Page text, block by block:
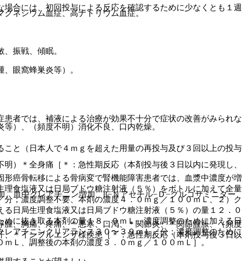
ネシウム血症、高ナトリウム血症。
振戦、傾眠。
眼窩蜂巣炎等）。
）、（頻度不明）消化不良、口内乾燥。
）＊全身痛［＊：急性期反応（本剤投与後３日以内に発現し、
血中クレアチニン増加、β−Ｎアセチル−Ｄ−グルコサミニダー
、胸痛、疼痛、＊悪寒、口渇、＊関節炎、＊関節腫脹、（頻度
＊インフルエンザ様疾患［＊：急性期反応（本剤投与後３日以
合には、初回投与による反応を確認するために少なくとも１週
者では、補液による治療が効果不十分で症状の改善がみられな
と（日本人で４ｍｇを超えた用量の再投与及び３回以上の投与
癌骨転移による骨病変で腎機能障害患者では、血漿中濃度が増
食塩液又は日局ブドウ糖注射液（５％）をボトルに加えて全量
；濃度調整不要、本剤の濃度４．０ｍｇ／１００ｍＬ、２）ク
日局生理食塩液又は日局ブドウ糖注射液（５％）の量１２．０
に抜き取る本剤の量１８．０ｍＬ、濃度調整のために加える日
アチニンクリアランス３０〜３９ｍＬ／分；濃度調整のために
Ｌ、調整後の本剤の濃度３．０ｍｇ／１００ｍＬ］。